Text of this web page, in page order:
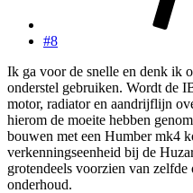
#8
Ik ga voor de snelle en denk ik
onderstel gebruiken. Wordt de
motor, radiator en aandrijflijn
hierom de moeite hebben
bouwen met een Humber mk4
verkenningseenheid bij de
grotendeels voorzien van
onderhoud.